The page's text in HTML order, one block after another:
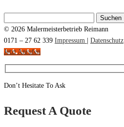
nach:
© 2026 Malermeisterbetrieb Reimann
0171 – 27 62 339 Impressum
Datenschutz
Jetzt Anrufen
Don’t Hesitate To Ask
Request A Quote